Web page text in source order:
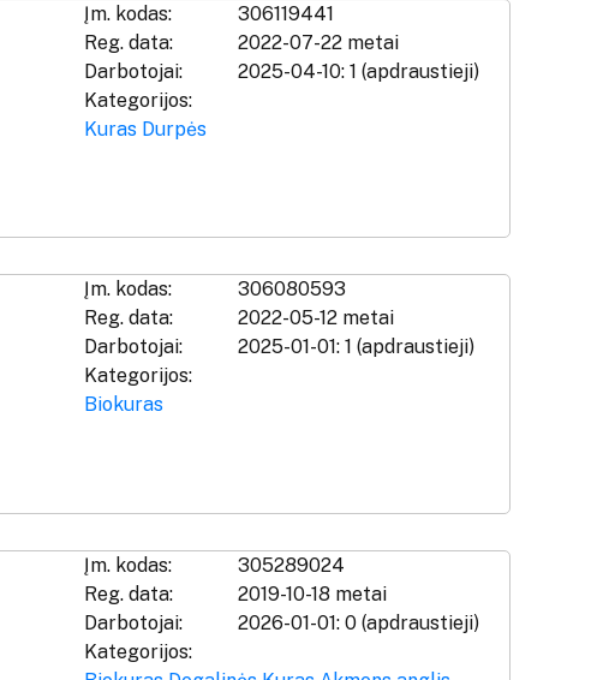
Įm. kodas:
306119441
Reg. data:
2022-07-22 metai
Darbotojai:
2025-04-10: 1 (apdraustieji)
Kategorijos:
Kuras Durpės
Įm. kodas:
306080593
Reg. data:
2022-05-12 metai
Darbotojai:
2025-01-01: 1 (apdraustieji)
Kategorijos:
Biokuras
Įm. kodas:
305289024
Reg. data:
2019-10-18 metai
Darbotojai:
2026-01-01: 0 (apdraustieji)
Kategorijos: